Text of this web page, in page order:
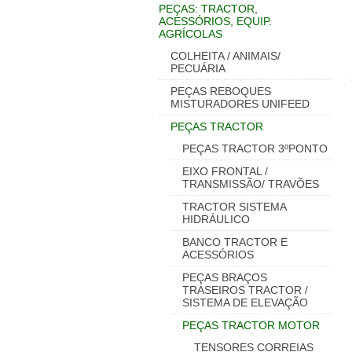
PEÇAS: TRACTOR,
ACESSÓRIOS, EQUIP.
AGRÍCOLAS
COLHEITA / ANIMAIS/
PECUÁRIA
PEÇAS REBOQUES
MISTURADORES UNIFEED
PEÇAS TRACTOR
PEÇAS TRACTOR 3ºPONTO
EIXO FRONTAL /
TRANSMISSÃO/ TRAVÕES
TRACTOR SISTEMA
HIDRÁULICO
BANCO TRACTOR E
ACESSÓRIOS
PEÇAS BRAÇOS
TRASEIROS TRACTOR /
SISTEMA DE ELEVAÇÃO
PEÇAS TRACTOR MOTOR
TENSORES CORREIAS